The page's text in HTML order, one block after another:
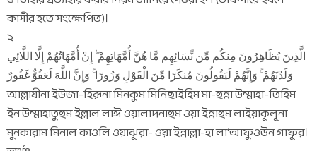
কাসীর হতে সংক্ষেপিত)।
২
الَّذِينَ يُظَاهِرُونَ مِنكُم مِّن نِّسَائِهِم مَّا هُنَّ أُمَّهَاتِهِمْ ۖ إِنْ أُمَّهَاتُهُمْ إِلَّا اللَّائِي
وَلَدْنَهُمْ ۚ وَإِنَّهُمْ لَيَقُولُونَ مُنكَرًا مِّنَ الْقَوْلِ وَزُورًا ۚ وَإِنَّ اللَّهَ لَعَفُوٌّ غَفُورٌ
আল্লাযীনা ইউজা-হিরূনা মিনকুম মিনিছাইহিম মা-হুন্না উম্মাহা-তিহিম
ইন উম্মাহাতুহুম ইল্লাল লাঈ ওয়ালাদনাহুম ওয়া ইন্নাহুম লাইয়াকূলূনা
মুনকারাম মিনাল কাওলি ওয়াঝূরা- ওয়া ইন্নাল্লা-হা লা‘আফুওউন গাফূর।